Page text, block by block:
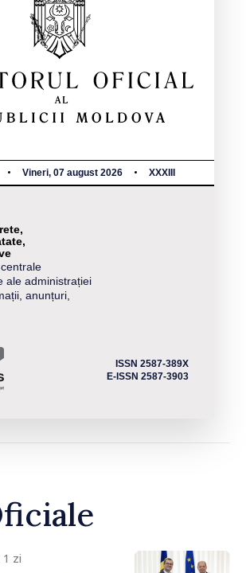
Vineri, 07 august 2026 XXXIII
ale administrației
anunțuri,
ISSN 2587-389X
E-ISSN 2587-3903
zi